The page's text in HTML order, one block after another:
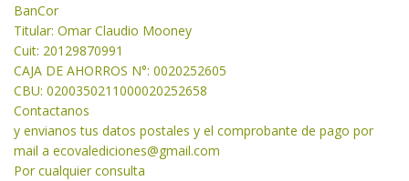
BanCor
Titular: Omar Claudio Mooney
Cuit: 20129870991
CAJA DE AHORROS N°: 0020252605
CBU: 0200350211000020252658
Contactanos
y envianos tus datos postales y el comprobante de pago por
mail a ecovalediciones@gmail.com
Por cualquier consulta